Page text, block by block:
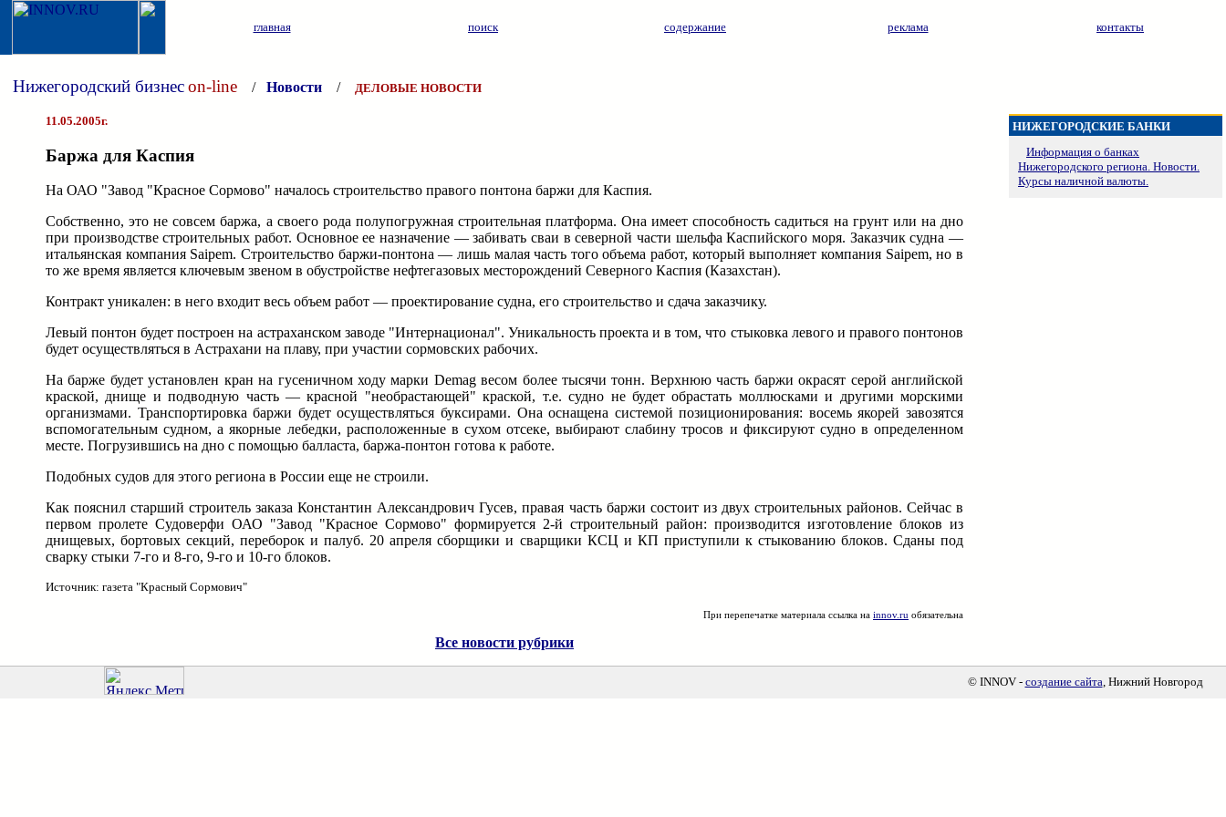
главная поиск содержание реклама контакты
Нижегородский бизнесon-line / Новости / ДЕЛОВЫЕ НОВОСТИ
11.05.2005г.
Баржа для Каспия
На ОАО "Завод "Красное Сормово" началось строительство правого понтона баржи для Каспия.
Собственно, это не совсем баржа, а своего рода полупогружная строительная платформа. Она имеет способность садиться на грунт или на дно
при производстве строительных работ. Основное ее назначение — забивать сваи в северной части шельфа Каспийского моря. Заказчик судна —
итальянская компания Saipem. Строительство баржи-понтона — лишь малая часть того объема работ, который выполняет компания Saipem, но в
то же время является ключевым звеном в обустройстве нефтегазовых месторождений Северного Каспия (Казахстан).
Контракт уникален: в него входит весь объем работ — проектирование судна, его строительство и сдача заказчику.
Левый понтон будет построен на астраханском заводе "Интернационал". Уникальность проекта и в том, что стыковка левого и правого понтонов
будет осуществляться в Астрахани на плаву, при участии сормовских рабочих.
На барже будет установлен кран на гусеничном ходу марки Demag весом более тысячи тонн. Верхнюю часть баржи окрасят серой английской
краской, днище и подводную часть — красной "необрастающей" краской, т.е. судно не будет обрастать моллюсками и другими морскими
организмами. Транспортировка баржи будет осуществляться буксирами. Она оснащена системой позиционирования: восемь якорей завозятся
вспомогательным судном, а якорные лебедки, расположенные в сухом отсеке, выбирают слабину тросов и фиксируют судно в определенном
месте. Погрузившись на дно с помощью балласта, баржа-понтон готова к работе.
Подобных судов для этого региона в России еще не строили.
Как пояснил старший строитель заказа Константин Александрович Гусев, правая часть баржи состоит из двух строительных районов. Сейчас в
первом пролете Судоверфи ОАО "Завод "Красное Сормово" формируется 2-й строительный район: производится изготовление блоков из
днищевых, бортовых секций, переборок и палуб. 20 апреля сборщики и сварщики КСЦ и КП приступили к стыкованию блоков. Сданы под
сварку стыки 7-го и 8-го, 9-го и 10-го блоков.
Источник: газета "Красный Сормович"
При перепечатке материала ссылка на innov.ru обязательна
Все новости рубрики
НИЖЕГОРОДСКИЕ БАНКИ
Информация о банках
Нижегородского региона. Новости.
Курсы наличной валюты.
© INNOV - создание сайта, Нижний Новгород